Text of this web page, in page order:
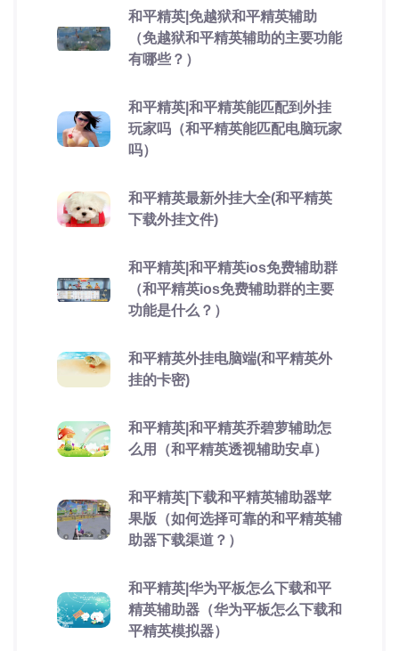
和平精英|免越狱和平精英辅助
（免越狱和平精英辅助的主要功能
有哪些？）
和平精英|和平精英能匹配到外挂
玩家吗（和平精英能匹配电脑玩家
吗）
和平精英最新外挂大全(和平精英
下载外挂文件)
和平精英|和平精英ios免费辅助群
（和平精英ios免费辅助群的主要
功能是什么？）
和平精英外挂电脑端(和平精英外
挂的卡密)
和平精英|和平精英乔碧萝辅助怎
么用（和平精英透视辅助安卓）
和平精英|下载和平精英辅助器苹
果版（如何选择可靠的和平精英辅
助器下载渠道？）
和平精英|华为平板怎么下载和平
精英辅助器（华为平板怎么下载和
平精英模拟器）